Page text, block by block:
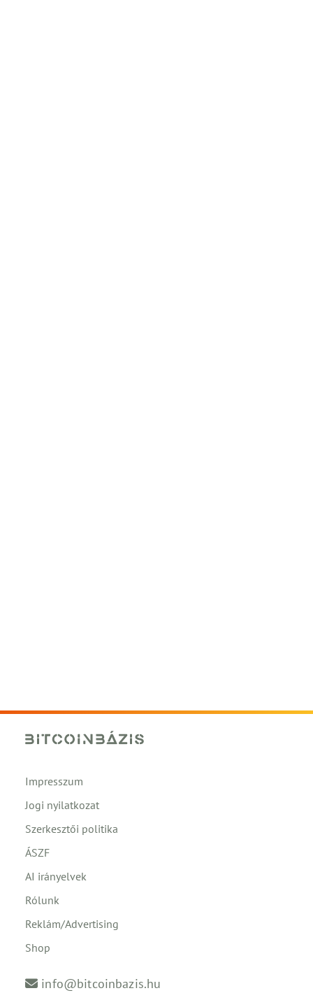
Impresszum
Jogi nyilatkozat
Szerkesztői politika
ÁSZF
AI irányelvek
Rólunk
Reklám/Advertising
Shop
info@bitcoinbazis.hu